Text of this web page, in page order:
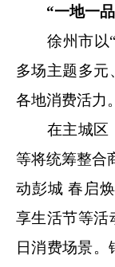
“一地一
徐州市以“
多场主题多元
各地消费活力。
在主城区，
等将统筹整合
动彭城 春启
享生活节等活
日消费场景。